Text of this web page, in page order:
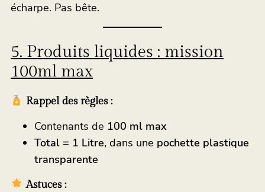
écharpe. Pas bête.
5. Produits liquides : mission
100ml max
Rappel des règles :
Contenants de 100 ml max
Total = 1 Litre, dans une pochette plastique
transparente
Astuces :